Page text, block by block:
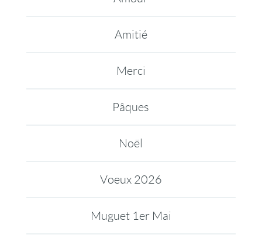
Amitié
Merci
Pâques
Noël
Voeux 2026
Muguet 1er Mai